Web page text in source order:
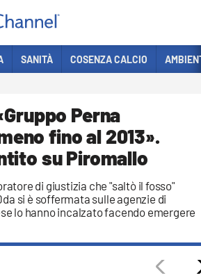
SANITÀ COSENZA CALCIO
Perna
fino al 2013».
su Piromallo
di giustizia che "saltò il fosso"
si è soffermata sulle agenzie di
lo hanno incalzato facendo emergere